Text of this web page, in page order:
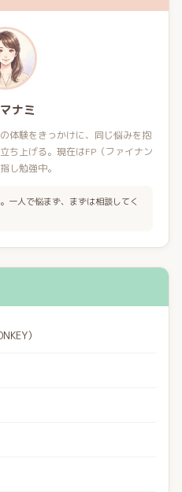
ナミ
体験をきっかけに、同じ悩みを抱
ち上げる。現在はFP（ファイナン
し勉強中。
一人で悩まず、まずは相談してく
）